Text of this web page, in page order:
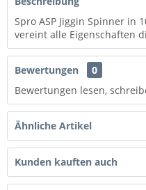
Spro ASP Jiggin Spinner in
vereint alle Eigenschaften
Bewertungen
0
Bewertungen lesen,
Ähnliche Artikel
Kunden kauften auch